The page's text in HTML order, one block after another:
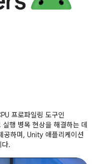
프로파일링 도구인
행 병목 현상을 해결하는 데
공하며, Unity 애플리케이션
다.